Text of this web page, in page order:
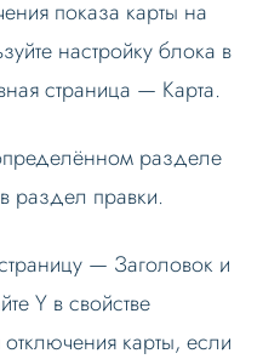
показа карты на
настройку блока в
страница — Карта.
разделе
раздел правки.
— Заголовок и
Y в свойстве
карты, если